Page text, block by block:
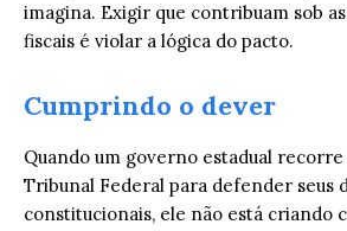
imagina. Exigir que contribuam sob
fiscais é violar a lógica do pacto.
Cumprindo o dever
Quando um governo estadual
Tribunal Federal para defender seus
constitucionais, ele não está criando